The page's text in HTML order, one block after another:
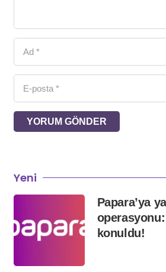
YORUM GÖNDER
Yeni
Papara’ya
konuldu!